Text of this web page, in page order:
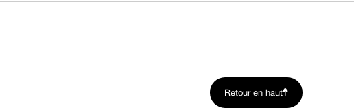
Retour en haut